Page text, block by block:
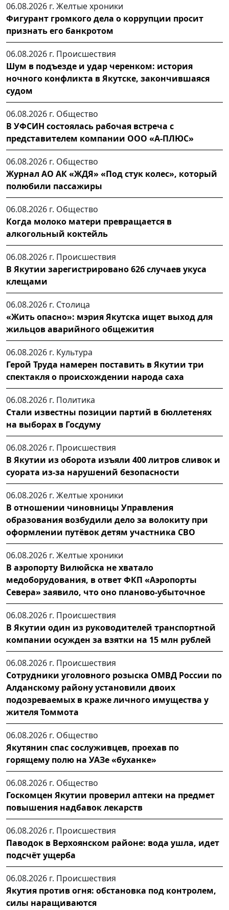
06.08.2026 г. Желтые хроники
Фигурант громкого дела о коррупции просит
признать его банкротом
06.08.2026 г. Происшествия
Шум в подъезде и удар черенком: история
ночного конфликта в Якутске, закончившаяся
судом
06.08.2026 г. Общество
В УФСИН состоялась рабочая встреча с
представителем компании ООО «А-ПЛЮС»
06.08.2026 г. Общество
Журнал АО АК «ЖДЯ» «Под стук колес», который
полюбили пассажиры
06.08.2026 г. Общество
Когда молоко матери превращается в
алкогольный коктейль
06.08.2026 г. Происшествия
В Якутии зарегистрировано 626 случаев укуса
клещами
06.08.2026 г. Столица
«Жить опасно»: мэрия Якутска ищет выход для
жильцов аварийного общежития
06.08.2026 г. Культура
Герой Труда намерен поставить в Якутии три
спектакля о происхождении народа саха
06.08.2026 г. Политика
Стали известны позиции партий в бюллетенях
на выборах в Госдуму
06.08.2026 г. Происшествия
В Якутии из оборота изъяли 400 литров сливок и
суората из-за нарушений безопасности
06.08.2026 г. Желтые хроники
В отношении чиновницы Управления
образования возбудили дело за волокиту при
оформлении путёвок детям участника СВО
06.08.2026 г. Желтые хроники
В аэропорту Вилюйска не хватало
медоборудования, в ответ ФКП «Аэропорты
Севера» заявило, что оно планово-убыточное
06.08.2026 г. Происшествия
В Якутии один из руководителей транспортной
компании осужден за взятки на 15 млн рублей
06.08.2026 г. Происшествия
Сотрудники уголовного розыска ОМВД России по
Алданскому району установили двоих
подозреваемых в краже личного имущества у
жителя Томмота
06.08.2026 г. Общество
Якутянин спас сослуживцев, проехав по
горящему полю на УАЗе «буханке»
06.08.2026 г. Общество
Госкомцен Якутии проверил аптеки на предмет
повышения надбавок лекарств
06.08.2026 г. Происшествия
Паводок в Верхоянском районе: вода ушла, идет
подсчёт ущерба
06.08.2026 г. Происшествия
Якутия против огня: обстановка под контролем,
силы наращиваются